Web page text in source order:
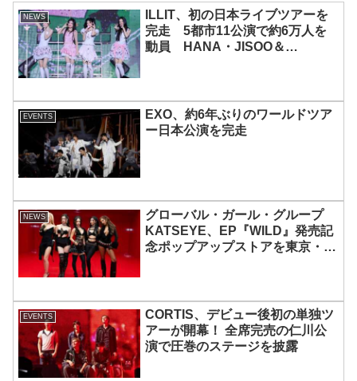
NEWS
ILLIT、初の日本ライブツアーを
完走 5都市11公演で約6万人を
動員 HANA・JISOO＆
EVENTS
EXO、約6年ぶりのワールドツア
ー日本公演を完走
NEWS
グローバル・ガール・グループ
KATSEYE、EP『WILD』発売記
念ポップアップストアを東京・原
EVENTS
CORTIS、デビュー後初の単独ツ
アーが開幕！ 全席完売の仁川公
演で圧巻のステージを披露